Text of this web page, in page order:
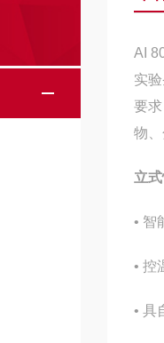
AI
实
要
物
立
• 智
• 控
• 具